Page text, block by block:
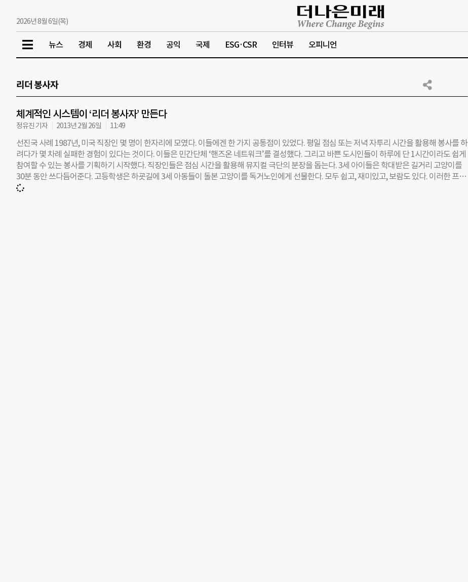
2026년 8월 6일(목)
뉴스 경제 사회 환경 공익 국제 ESG·CSR 인터뷰 오피니언
리더 봉사자
체계적인 시스템이 ‘리더 봉사자’ 만든다
정유진 기자 2013년 2월 26일 11:49
선진국 사례 1987년, 미국 직장인 몇 명이 한자리에 모였다. 이들에겐 한 가지 공통점이 있었다. 평일 점심 또는 저녁 자투리 시간을 활용해 봉사를 하
려다가 몇 차례 실패한 경험이 있다는 것이다. 이들은 민간단체 ‘핸즈온 네트워크’를 결성했다. 그리고 바쁜 도시인들이 하루에 단 1시간이라도 쉽게
참여할 수 있는 봉사를 기획하기 시작했다. 직장인들은 점심 시간을 활용해 뮤지컬 극단의 분장을 돕는다. 3세 아이들은 학대받은 길거리 고양이를
30분 동안 쓰다듬어준다. 고등학생은 하굣길에 3세 아동들이 돌본 고양이를 독거노인에게 선물한다. 모두 쉽고, 재미있고, 보람도 있다. 이러한 프로
그램은 시민의 엄청난 참여를 이끌어냈고, 핸즈온 네트워크는 미국 전역의 250개 자원봉사센터로 확대됐다. 짧은 시간, 일회적인 봉사가 이뤄지려